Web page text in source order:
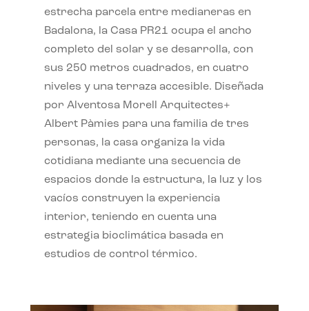
estrecha parcela entre medianeras en
Badalona, la Casa PR21 ocupa el ancho
completo del solar y se desarrolla, con
sus 250 metros cuadrados, en cuatro
niveles y una terraza accesible. Diseñada
por Alventosa Morell Arquitectes+
Albert Pàmies para una familia de tres
personas, la casa organiza la vida
cotidiana mediante una secuencia de
espacios donde la estructura, la luz y los
vacíos construyen la experiencia
interior, teniendo en cuenta una
estrategia bioclimática basada en
estudios de control térmico.